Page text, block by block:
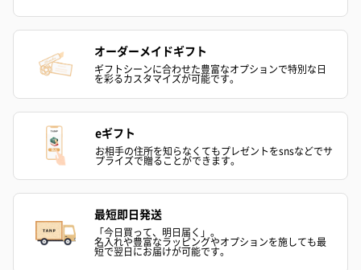
オーダーメイドギフト
ギフトシーンに合わせた豊富なオプションで特別な日
を彩るカスタマイズが可能です。
eギフト
お相手の住所を知らなくてもプレゼントをsnsなどでサ
プライズで贈ることができます。
最短即日発送
「今日買って、明日届く」。
名入れや豊富なラッピングやオプションを施しても最
短で翌日にお届けが可能です。